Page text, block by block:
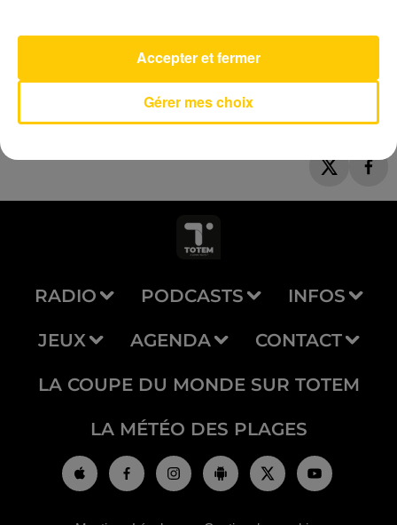
PIERRE DE MAERE
RADIO PODCASTS INFOS
JEUX AGENDA CONTACT
LA COUPE DU MONDE SUR TOTEM
LA MÉTÉO DES PLAGES
Gérer mes choix
Accepter et fermer